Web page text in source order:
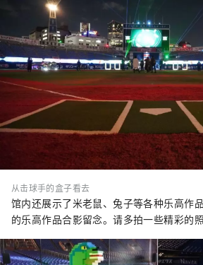
从击球手的盒子看去
馆内还展示了米老鼠、兔子等各种乐高作
的乐高作品合影留念。请多拍一些精彩的